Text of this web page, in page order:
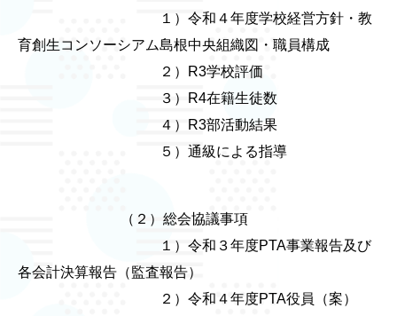
１）令和４年度学校経営方針・教
育創生コンソーシアム島根中央組織図・職員構成
２）R3学校評価
３）R4在籍生徒数
４）R3部活動結果
５）通級による指導
（２）総会協議事項
１）令和３年度PTA事業報告及び
各会計決算報告（監査報告）
２）令和４年度PTA役員（案）